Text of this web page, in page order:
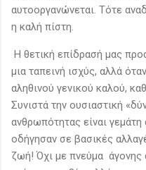
αυτοοργανώνεται. Τότε
η καλή πίστη.
Η θετική επίδρασή μας
μια ταπεινή ισχύς, αλλά
αληθινού γενικού καλού,
Συνιστά την ουσιαστική
ανθρωπότητας είναι
οδήγησαν σε βασικές
ζωή! Όχι με πνεύμα άγονης